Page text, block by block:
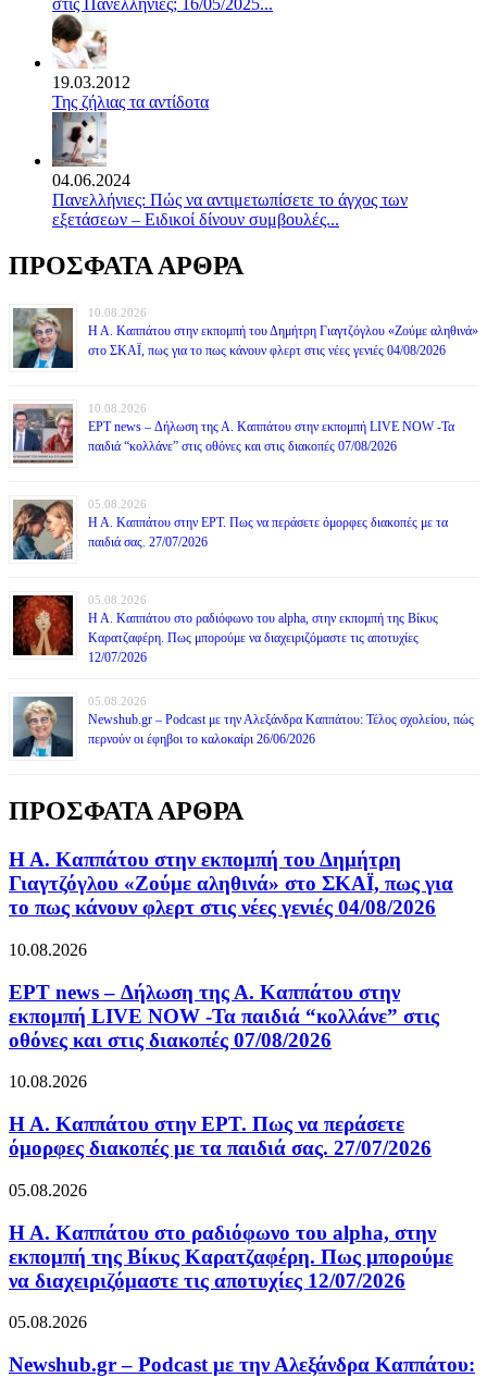
19.03.2012
Της ζήλιας τα αντίδοτα
04.06.2024
Πανελλήνιες: Πώς να αντιμετωπίσετε το άγχος των
εξετάσεων – Ειδικοί δίνουν συμβουλές...
ΠΡΟΣΦΑΤΑ ΑΡΘΡΑ
10.08.2026
Η Α. Καππάτου στην εκπομπή του Δημήτρη Γιαγτζόγλου «Ζούμε αληθινά»
στο ΣΚΑΪ, πως για το πως κάνουν φλερτ στις νέες γενιές 04/08/2026
10.08.2026
ΕΡΤ news – Δήλωση της Α. Καππάτου στην εκπομπή LIVE NOW -Τα
παιδιά “κολλάνε” στις οθόνες και στις διακοπές 07/08/2026
05.08.2026
Η Α. Καππάτου στην ΕΡΤ. Πως να περάσετε όμορφες διακοπές με τα
παιδιά σας. 27/07/2026
05.08.2026
Η Α. Καππάτου στο ραδιόφωνο του alpha, στην εκπομπή της Βίκυς
Καρατζαφέρη. Πως μπορούμε να διαχειριζόμαστε τις αποτυχίες
12/07/2026
05.08.2026
Newshub.gr – Podcast με την Αλεξάνδρα Καππάτου: Τέλος σχολείου, πώς
περνούν οι έφηβοι το καλοκαίρι 26/06/2026
ΠΡΟΣΦΑΤΑ ΑΡΘΡΑ
Η Α. Καππάτου στην εκπομπή του Δημήτρη
Γιαγτζόγλου «Ζούμε αληθινά» στο ΣΚΑΪ, πως για
το πως κάνουν φλερτ στις νέες γενιές 04/08/2026
10.08.2026
ΕΡΤ news – Δήλωση της Α. Καππάτου στην
εκπομπή LIVE NOW -Τα παιδιά “κολλάνε” στις
οθόνες και στις διακοπές 07/08/2026
10.08.2026
Η Α. Καππάτου στην ΕΡΤ. Πως να περάσετε
όμορφες διακοπές με τα παιδιά σας. 27/07/2026
05.08.2026
Η Α. Καππάτου στο ραδιόφωνο του alpha, στην
εκπομπή της Βίκυς Καρατζαφέρη. Πως μπορούμε
να διαχειριζόμαστε τις αποτυχίες 12/07/2026
05.08.2026
Newshub.gr – Podcast με την Αλεξάνδρα Καππάτου: